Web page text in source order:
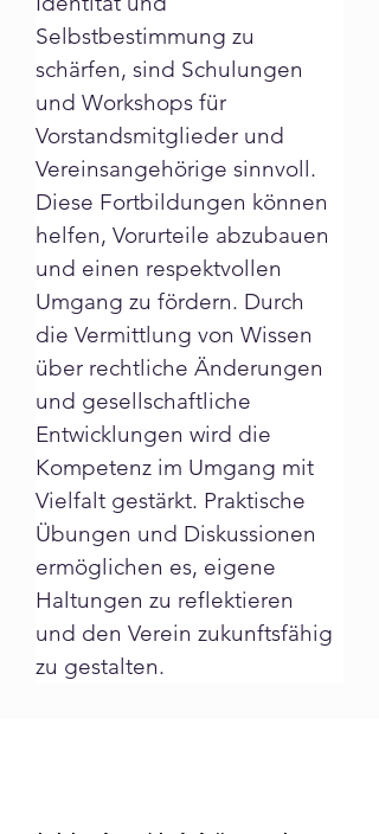
Selbstbestimmung zu
schärfen, sind Schulungen
und Workshops für
Vorstandsmitglieder und
Vereinsangehörige sinnvoll.
Diese Fortbildungen können
helfen, Vorurteile abzubauen
und einen respektvollen
Umgang zu fördern. Durch
die Vermittlung von Wissen
über rechtliche Änderungen
und gesellschaftliche
Entwicklungen wird die
Kompetenz im Umgang mit
Vielfalt gestärkt. Praktische
Übungen und Diskussionen
ermöglichen es, eigene
Haltungen zu reflektieren
und den Verein zukunftsfähig
zu gestalten.